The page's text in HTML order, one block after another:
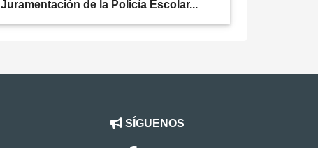
Juramentación de la Policía Escolar...
SÍGUENOS